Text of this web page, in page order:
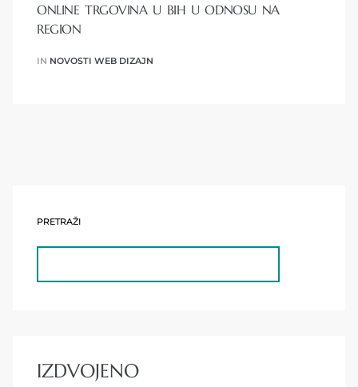
ONLINE TRGOVINA U BIH U ODNOSU NA
REGION
IN NOVOSTI WEB DIZAJN
PRETRAŽI
IZDVOJENO